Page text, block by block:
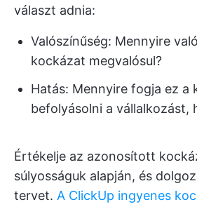
választ adnia:
Valószínűség: Mennyire
kockázat megvalósul?
Hatás: Mennyire fogja ez a
befolyásolni a vállalkozást,
Értékelje az azonosított
súlyosságuk alapján, és
tervet. A ClickUp ingyenes